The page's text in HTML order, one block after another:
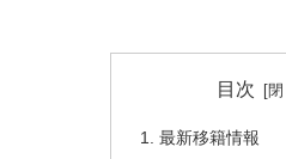
目次
最新移籍情報